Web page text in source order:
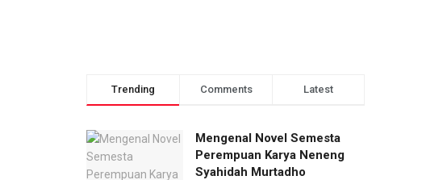
Trending Comments Latest
Mengenal Novel Semesta
Perempuan Karya Neneng
Syahidah Murtadho